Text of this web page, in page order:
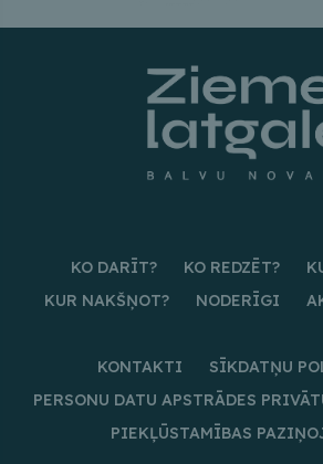
KO DARĪT? KO REDZĒT?
KUR NAKŠŅOT?
NODERĪGI
KONTAKTI
SĪKDATŅU
PERSONU DATU APSTRĀDES
PIEKĻŪSTAMĪBAS